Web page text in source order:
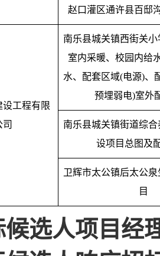
赵口灌区通许县百邸
设工程有限
司
南乐县城关镇西街关
室内采暖、校园内给
水、配套区域(电源)、
预埋弱电)室外
南乐县城关镇街道综
设项目总图及
卫辉市太公镇后太公
目
候选人项目经